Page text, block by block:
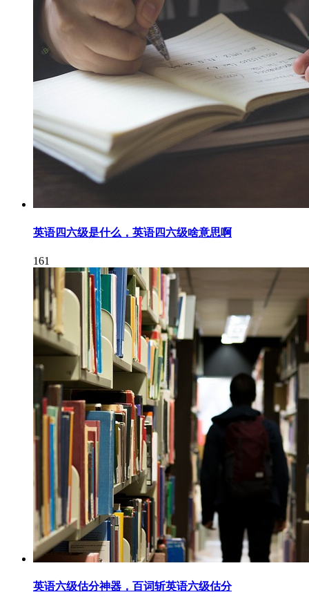
英语四六级是什么，英语四六级啥意思啊
161
英语六级估分神器，百词斩英语六级估分